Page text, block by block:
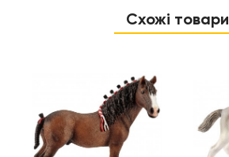
Схожі товари